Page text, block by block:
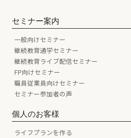
セミナー案内
一般向けセミナー
継続教育通学セミナー
継続教育ライブ配信セミナー
FP向けセミナー
職員従業員向けセミナー
セミナー参加者の声
個人のお客様
ライフプランを作る